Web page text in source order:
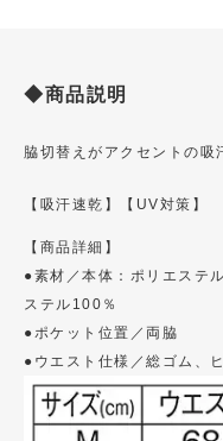
◆商品説明
脇切替えがアクセントの吸
【吸汗速乾】 【UV対策】
【商品詳細】
●素材／本体：ポリエステ
ステル100％
●ポケット位置／両脇
●ウエスト仕様／総ゴム、